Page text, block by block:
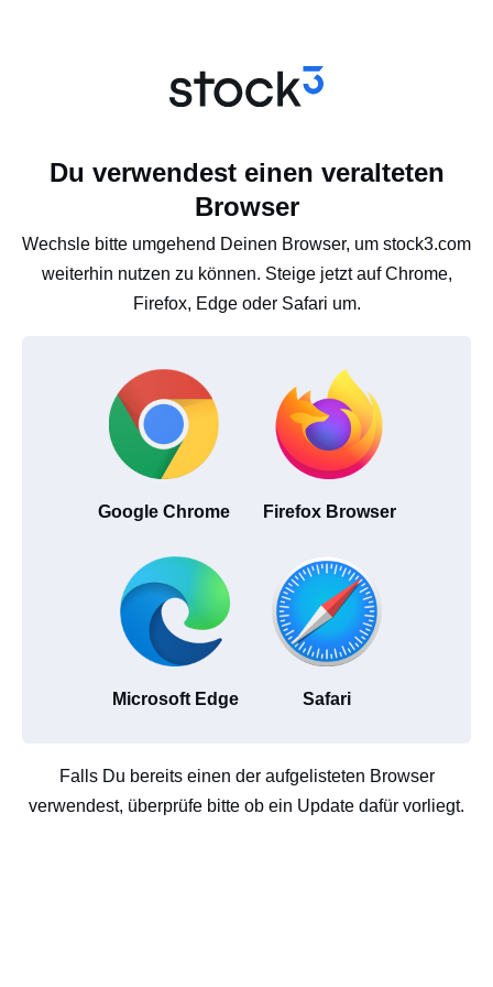
Du verwendest einen veralteten
Browser
Wechsle bitte umgehend Deinen Browser, um stock3.com
weiterhin nutzen zu können. Steige jetzt auf Chrome,
Firefox, Edge oder Safari um.
Google Chrome Firefox Browser
Microsoft Edge Safari
Falls Du bereits einen der aufgelisteten Browser
verwendest, überprüfe bitte ob ein Update dafür vorliegt.